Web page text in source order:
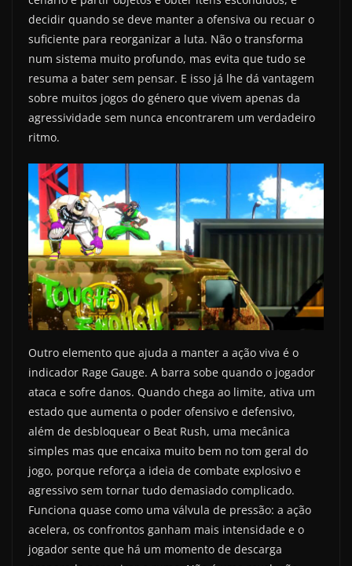
decidir quando se deve manter a ofensiva ou recuar o
suficiente para reorganizar a luta. Não o transforma
num sistema muito profundo, mas evita que tudo se
resuma a bater sem pensar. E isso já lhe dá vantagem
sobre muitos jogos do género que vivem apenas da
agressividade sem nunca encontrarem um verdadeiro
ritmo.
Outro elemento que ajuda a manter a ação viva é o
indicador Rage Gauge. A barra sobe quando o jogador
ataca e sofre danos. Quando chega ao limite, ativa um
estado que aumenta o poder ofensivo e defensivo,
além de desbloquear o Beat Rush, uma mecânica
simples mas que encaixa muito bem no tom geral do
jogo, porque reforça a ideia de combate explosivo e
agressivo sem tornar tudo demasiado complicado.
Funciona quase como uma válvula de pressão: a ação
acelera, os confrontos ganham mais intensidade e o
jogador sente que há um momento de descarga